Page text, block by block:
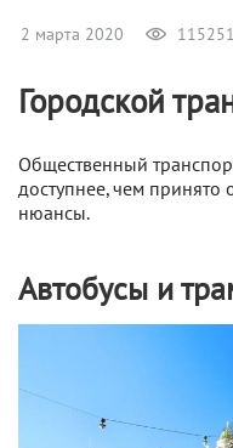
2 марта 2020 115251
Городской
Общественный
доступнее, чем принято
нюансы.
Автобусы и